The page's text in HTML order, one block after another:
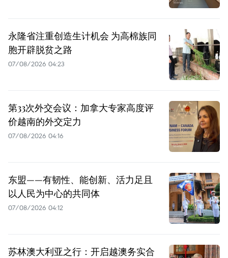
永隆省注重创造生计机会 为高棉族同
胞开辟脱贫之路
07/08/2026 04:23
第33次外交会议：加拿大专家高度评
价越南的外交定力
07/08/2026 04:16
东盟——有韧性、能创新、活力足且
以人民为中心的共同体
07/08/2026 04:12
苏林澳大利亚之行：开启越澳务实合